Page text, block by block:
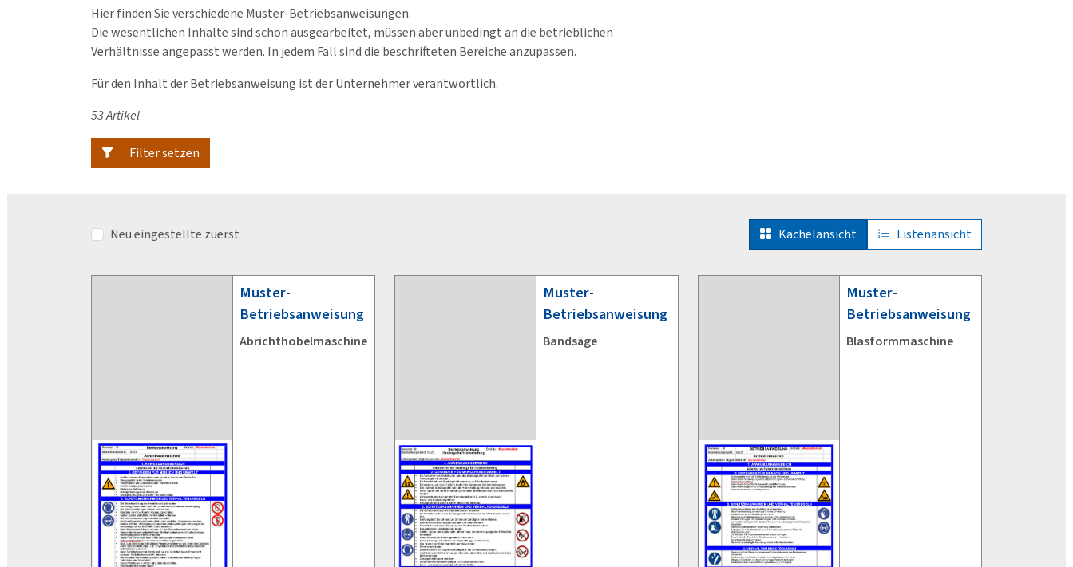
Hier finden Sie verschiedene Muster-Betriebsanweisungen.
Die wesentlichen Inhalte sind schon ausgearbeitet, müssen aber unbedingt an die betrieblichen
Verhältnisse angepasst werden. In jedem Fall sind die beschrifteten Bereiche anzupassen.
Für den Inhalt der Betriebsanweisung ist der Unternehmer verantwortlich.
53 Artikel
Filter setzen
Neu eingestellte zuerst Kachelansicht Listenansicht
Muster-
Betriebsanweisung
Abrichthobelmaschine
Muster-
Betriebsanweisung
Bandsäge
Muster-
Betriebsanweisung
Blasformmaschine